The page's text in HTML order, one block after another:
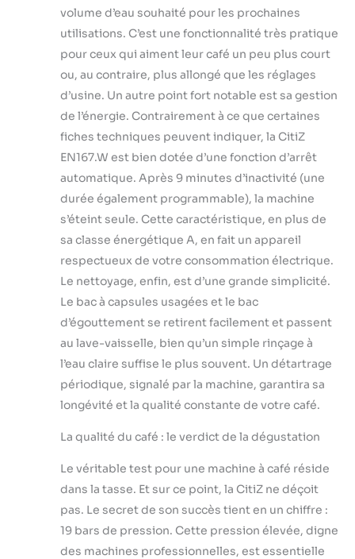
volume d’eau souhaité pour les prochaines
utilisations. C’est une fonctionnalité très pratique
pour ceux qui aiment leur café un peu plus court
ou, au contraire, plus allongé que les réglages
d’usine. Un autre point fort notable est sa gestion
de l’énergie. Contrairement à ce que certaines
fiches techniques peuvent indiquer, la CitiZ
EN167.W est bien dotée d’une fonction d’arrêt
automatique. Après 9 minutes d’inactivité (une
durée également programmable), la machine
s’éteint seule. Cette caractéristique, en plus de
sa classe énergétique A, en fait un appareil
respectueux de votre consommation électrique.
Le nettoyage, enfin, est d’une grande simplicité.
Le bac à capsules usagées et le bac
d’égouttement se retirent facilement et passent
au lave-vaisselle, bien qu’un simple rinçage à
l’eau claire suffise le plus souvent. Un détartrage
périodique, signalé par la machine, garantira sa
longévité et la qualité constante de votre café.
La qualité du café : le verdict de la dégustation
Le véritable test pour une machine à café réside
dans la tasse. Et sur ce point, la CitiZ ne déçoit
pas. Le secret de son succès tient en un chiffre :
19 bars de pression. Cette pression élevée, digne
des machines professionnelles, est essentielle